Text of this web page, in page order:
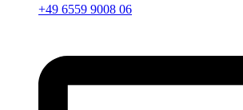
+49 6559 9008 06